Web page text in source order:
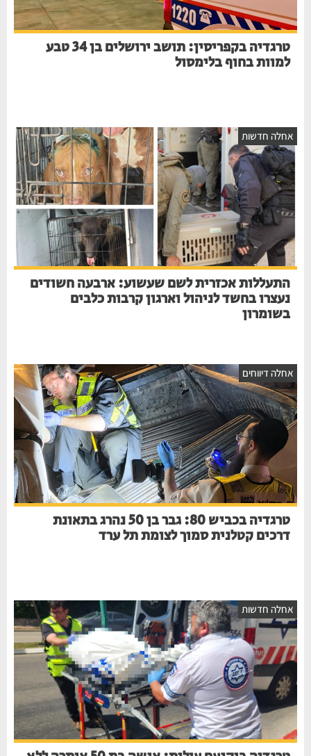
טרגדיה בקפריסין: תושב ירושלים בן 34 טבע
למוות בחוף בלימסול
חדשות
התעללות אכזרית לשם שעשוע: ארבעה חשודים
נעצרו בחשד לניהול וארגון קרבות כלבים
בשומרון
דיווחים
טרגדיה בכביש 80: גבר בן 50 נהרג בתאונת
דרכים קטלנית סמוך לצומת תל ערד
חדשות